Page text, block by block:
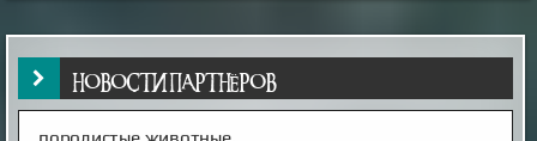
НОВОСТИ ПАРТНЁРОВ